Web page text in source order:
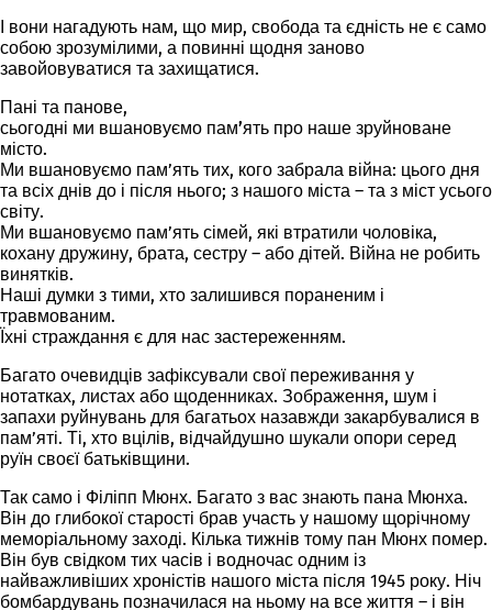
І вони нагадують нам, що мир, свобода та єдність не є само
собою зрозумілими, а повинні щодня заново
завойовуватися та захищатися.
Пані та панове,
сьогодні ми вшановуємо пам’ять про наше зруйноване
місто.
Ми вшановуємо пам’ять тих, кого забрала війна: цього дня
та всіх днів до і після нього; з нашого міста – та з міст усього
світу.
Ми вшановуємо пам’ять сімей, які втратили чоловіка,
кохану дружину, брата, сестру – або дітей. Війна не робить
винятків.
Наші думки з тими, хто залишився пораненим і
травмованим.
Їхні страждання є для нас застереженням.
Багато очевидців зафіксували свої переживання у
нотатках, листах або щоденниках. Зображення, шум і
запахи руйнувань для багатьох назавжди закарбувалися в
пам’яті. Ті, хто вцілів, відчайдушно шукали опори серед
руїн своєї батьківщини.
Так само і Філіпп Мюнх. Багато з вас знають пана Мюнха.
Він до глибокої старості брав участь у нашому щорічному
меморіальному заході. Кілька тижнів тому пан Мюнх помер.
Він був свідком тих часів і водночас одним із
найважливіших хроністів нашого міста після 1945 року. Ніч
бомбардувань позначилася на ньому на все життя – і він